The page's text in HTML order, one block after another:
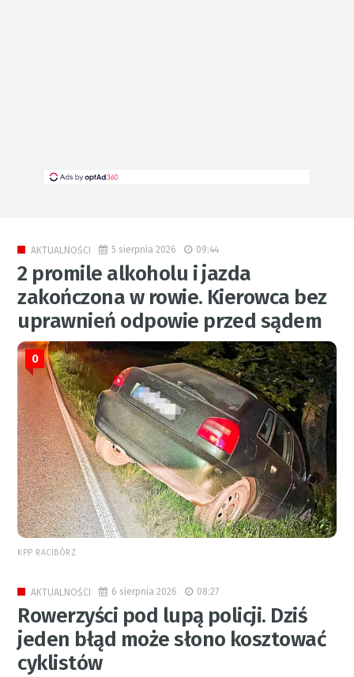
AKTUALNOŚCI 5 sierpnia 2026 09:44
2 promile alkoholu i jazda
zakończona w rowie. Kierowca bez
uprawnień odpowie przed sądem
0
KPP RACIBÓRZ
AKTUALNOŚCI 6 sierpnia 2026 08:27
Rowerzyści pod lupą policji. Dziś
jeden błąd może słono kosztować
cyklistów